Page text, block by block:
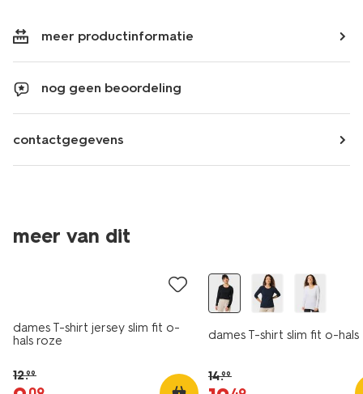
meer productinformatie
nog geen beoordeling
contactgegevens
meer van dit
korting
dames T-shirt jersey slim fit o-
hals roze
12.99
dames T-shirt slim fit o-
14.99